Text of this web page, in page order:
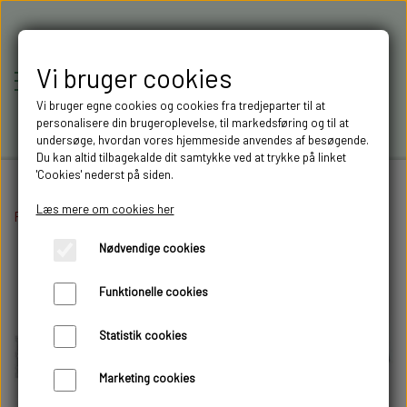
RC-MODELLER,
MODELTRUCKS,
MODELLASTBILER & 3D
FILAMENT I AARHUS M.FL.
Forside Byggesæt Trailer
Vi bruger cookies
Vi bruger egne cookies og cookies fra tredjeparter til at
personalisere din brugeroplevelse, til markedsføring og til at
undersøge, hvordan vores hjemmeside anvendes af besøgende.
Du kan altid tilbagekalde dit samtykke ved at trykke på linket
'Cookies' nederst på siden.
Læs mere om cookies her
Nødvendige cookies
Funktionelle cookies
Statistik cookies
Marketing cookies